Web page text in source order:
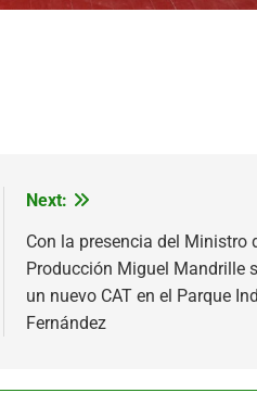
Next:
Con la presencia del Ministro
Producción Miguel Mandrille
un nuevo CAT en el Parque
Fernández